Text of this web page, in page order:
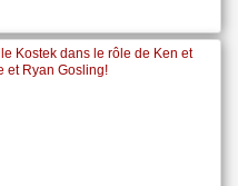
Kostek dans le rôle de Ken et
et Ryan Gosling!